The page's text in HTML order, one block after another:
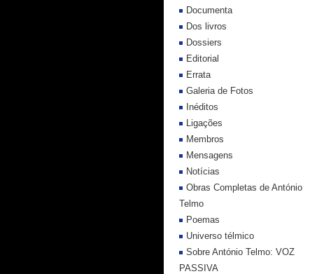
Documenta
Dos livros
Dossiers
Editorial
Errata
Galeria de Fotos
Inéditos
Ligações
Membros
Mensagens
Notícias
Obras Completas de António
Telmo
Poemas
Universo télmico
Sobre António Telmo: VOZ
PASSIVA